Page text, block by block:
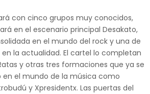
con cinco grupos muy conocidos,
en el escenario principal Desakato,
en el mundo del rock y una de
la actualidad. El cartel lo completan
y otras tres formaciones que ya se
el mundo de la música como
y Xpresidentx. Las puertas del